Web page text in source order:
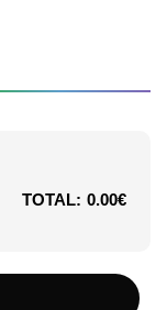
TOTAL: 0.00€